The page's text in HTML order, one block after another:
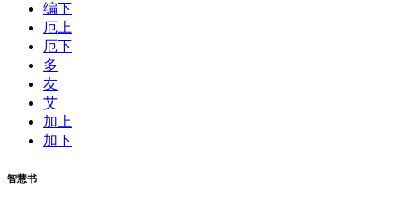
编下
厄上
厄下
多
友
艾
加上
加下
智慧书